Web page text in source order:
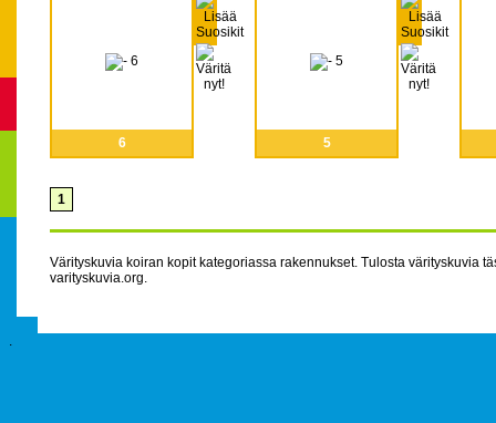
6 5
1
Värityskuvia koiran kopit kategoriassa rakennukset. Tulosta värityskuvia
varityskuvia.org.
.